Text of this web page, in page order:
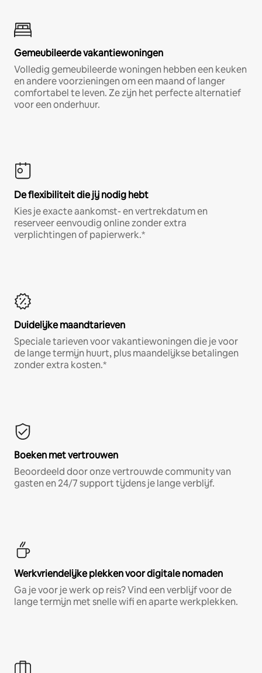
Gemeubileerde vakantiewoningen
Volledig gemeubileerde woningen hebben een keuken
en andere voorzieningen om een maand of langer
comfortabel te leven. Ze zijn het perfecte alternatief
voor een onderhuur.
De flexibiliteit die jij nodig hebt
Kies je exacte aankomst- en vertrekdatum en
reserveer eenvoudig online zonder extra
verplichtingen of papierwerk.*
Duidelijke maandtarieven
Speciale tarieven voor vakantiewoningen die je voor
de lange termijn huurt, plus maandelijkse betalingen
zonder extra kosten.*
Boeken met vertrouwen
Beoordeeld door onze vertrouwde community van
gasten en 24/7 support tijdens je lange verblijf.
Werkvriendelijke plekken voor digitale nomaden
Ga je voor je werk op reis? Vind een verblijf voor de
lange termijn met snelle wifi en aparte werkplekken.